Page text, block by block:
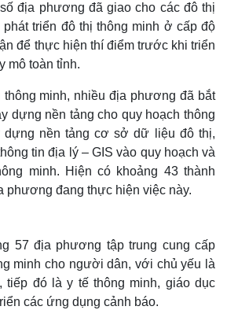
địa phương đã giao cho các đô thị
triển đô thị thông minh ở cấp độ
để thực hiện thí điểm trước khi triển
mô toàn tỉnh.
thông minh, nhiều địa phương đã bắt
dựng nền tảng cho quy hoạch thông
dựng nền tảng cơ sở dữ liệu đô thị,
tin địa lý – GIS vào quy hoạch và
minh. Hiện có khoảng 43 thành
phương đang thực hiện việc này.
57 địa phương tập trung cung cấp
minh cho người dân, với chủ yếu là
tiếp đó là y tế thông minh, giáo dục
các ứng dụng cảnh báo.